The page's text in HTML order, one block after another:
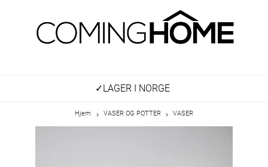
✓LAGER I NORGE
Hjem VASER OG POTTER VASER